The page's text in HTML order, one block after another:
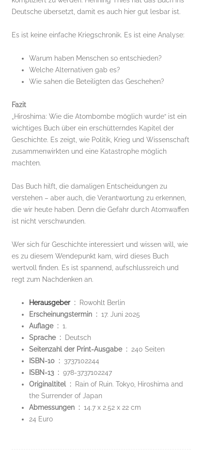
Deutsche übersetzt, damit es auch hier gut lesbar ist.
Es ist keine einfache Kriegschronik. Es ist eine Analyse:
Warum haben Menschen so entschieden?
Welche Alternativen gab es?
Wie sahen die Beteiligten das Geschehen?
Fazit
„Hiroshima: Wie die Atombombe möglich wurde“ ist ein
wichtiges Buch über ein erschütterndes Kapitel der
Geschichte. Es zeigt, wie Politik, Krieg und Wissenschaft
zusammenwirkten und eine Katastrophe möglich
machten.
Das Buch hilft, die damaligen Entscheidungen zu
verstehen – aber auch, die Verantwortung zu erkennen,
die wir heute haben. Denn die Gefahr durch Atomwaffen
ist nicht verschwunden.
Wer sich für Geschichte interessiert und wissen will, wie
es zu diesem Wendepunkt kam, wird dieses Buch
wertvoll finden. Es ist spannend, aufschlussreich und
regt zum Nachdenken an.
Herausgeber ‏ : ‎
Rowohlt Berlin
Erscheinungstermin ‏ : ‎ 17. Juni 2025
Auflage ‏ : ‎ 1.
Sprache ‏ : ‎
Deutsch
Seitenzahl der Print-Ausgabe ‏ : ‎ 240 Seiten
ISBN-10 ‏ : ‎ 3737102244
ISBN-13 ‏ : ‎ 978-3737102247
Originaltitel ‏ : ‎
Rain of Ruin. Tokyo, Hiroshima and
the Surrender of Japan
Abmessungen ‏ : ‎ 14.7 x 2.52 x 22 cm
24 Euro